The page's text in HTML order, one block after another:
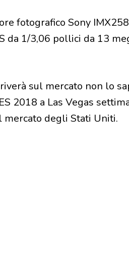
fotografico Sony
da 1/3,06 pollici da 13
sul mercato non lo
2018 a Las Vegas
degli Stati Uniti.